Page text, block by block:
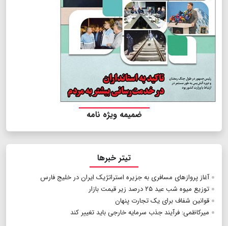
ضمیمه ویژه نامه
تیتر خبرها
آغاز پروازهای مسافری به جزیره استراتژیک ایران در خلیج فارس
توزیع میوه شب عید ۲۵ درصد زیر قیمت بازار
قوانین شفاف برای یک تجارت پنهان
میرکاظمی: فرآیند جذب سرمایه خارجی باید تغییر کند